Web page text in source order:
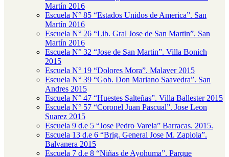
Martín 2016
Escuela N° 85 “Estados Unidos de America”. San
Martín 2016
Escuela N° 26 “Lib. Gral Jose de San Martin”. San
Martín 2016
Escuela N° 32 “Jose de San Martin”. Villa Bonich
2015
Escuela N° 19 “Dolores Mora”. Malaver 2015
Escuela N° 39 “Gob. Don Mariano Saavedra”. San
Andres 2015
Escuela N° 47 “Huestes Salteñas”. Villa Ballester 2015
Escuela N° 57 “Coronel Juan Pascual”. Jose Leon
Suarez 2015
Escuela 9 d.e 5 “Jose Pedro Varela” Barracas. 2015.
Escuela 13 d.e 6 “Brig. General Jose M. Zapiola”.
Balvanera 2015
Escuela 7 d.e 8 “Niñas de Ayohuma”. Parque